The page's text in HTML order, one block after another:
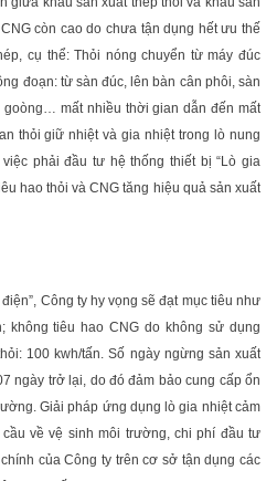
còn cao do chưa tận dụng hết ưu thế
cụ thể: Thỏi nóng chuyển từ máy đúc
đoạn: từ sàn đúc, lên bàn cân phôi, sàn
goòng… mất nhiều thời gian dẫn đến mất
thỏi giữ nhiệt và gia nhiệt trong lò nung
phải đầu tư hệ thống thiết bị “Lò gia
hao thỏi và CNG tăng hiệu quả sản xuất
Công ty hy vọng sẽ đạt mục tiêu như
không tiêu hao CNG do không sử dụng
100 kwh/tấn. Số ngày ngừng sản xuất
ngày trở lại, do đó đảm bảo cung cấp ổn
Giải pháp ứng dụng lò gia nhiệt cảm
về vệ sinh môi trường, chi phí đầu tư
của Công ty trên cơ sở tận dụng các